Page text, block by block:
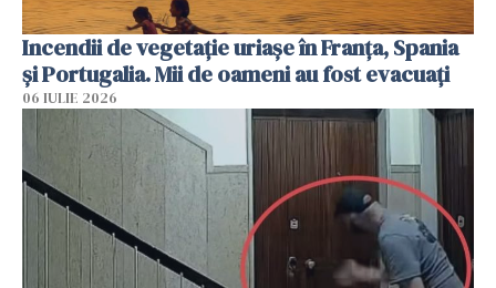
Incendii de vegetație uriașe în Franța, Spania
și Portugalia. Mii de oameni au fost evacuați
06 IULIE 2026